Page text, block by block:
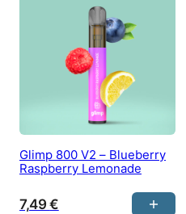
Glimp 800 V2 – Blueberry
Raspberry Lemonade
7,49€